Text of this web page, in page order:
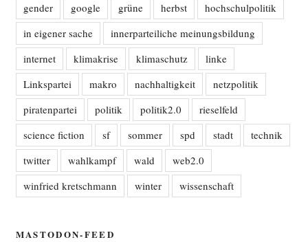
gender
google grüne herbst
hochschulpolitik
in eigener sache
innerparteiliche meinungsbildung
internet
klimakrise klimaschutz
linke
Linkspartei
makro nachhaltigkeit
netzpolitik
piratenpartei
politik politik2.0
rieselfeld
science fiction
sf sommer spd stadt
technik
twitter
wahlkampf wald
web2.0
winfried kretschmann
winter wissenschaft
MASTODON-FEED